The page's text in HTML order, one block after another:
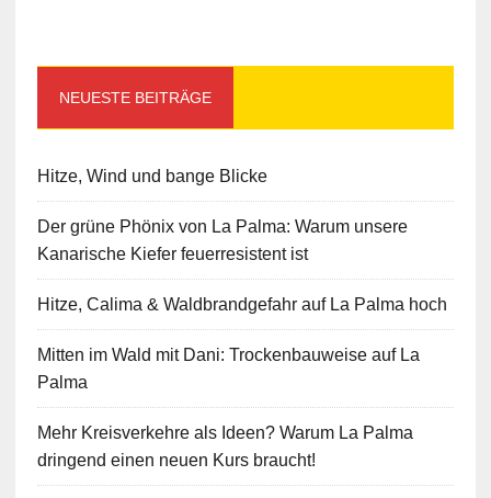
NEUESTE BEITRÄGE
Hitze, Wind und bange Blicke
Der grüne Phönix von La Palma: Warum unsere
Kanarische Kiefer feuerresistent ist
Hitze, Calima & Waldbrandgefahr auf La Palma hoch
Mitten im Wald mit Dani: Trockenbauweise auf La
Palma
Mehr Kreisverkehre als Ideen? Warum La Palma
dringend einen neuen Kurs braucht!